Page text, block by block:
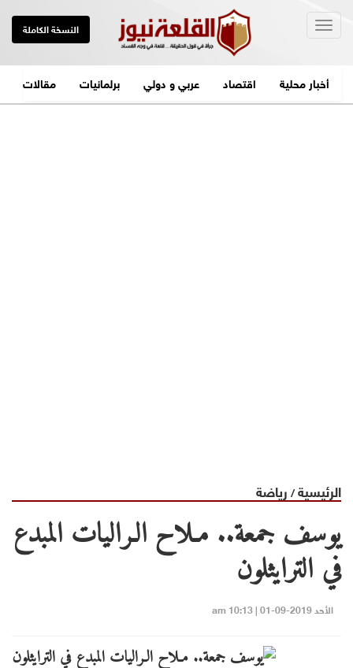
النسخة الكاملة
أخبار محلية اقتصاد عربي و دولي برلمانيات مقالات
الرئيسية/ رياضة
يوسف جمعة.. مـلاح الـراليات المبدع
في الترايثلون
الأحد 2019-09-01 | 10:13 am